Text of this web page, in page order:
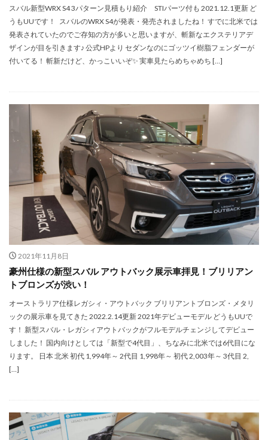
スバル新型WRX S4 3パターン見積もり紹介 STIパーツ付も 2021.12.1更新 ど
うもUUです！ スバルのWRX S4が発表・発売されましたね！ すでに北米では
発表されていたのでご存知の方が多いと思いますが、斬新なエクステリアデ
ザインが目を引きます♪ 公式HPより セダンなのにゴッツイ樹脂フェンダーが
付いてる！ 斬新だけど、かっこいいぞ✨ 実車見たらめちゃめち […]
2021年11月8日
豪州仕様の新型スバル アウトバック展示車拝見！ブリリアン
トブロンズが渋い！
オーストラリア仕様レガシィ・アウトバック ブリリアントブロンズ・メタリ
ックの展示車を見てきた 2022.2.14更新 2021年デビューモデル どうもUUで
す！ 新型スバル・レガシィアウトバックがフルモデルチェンジしてデビュー
しました！ 国内向けとしては「新型で4代目」、ちなみに北米では6代目にな
ります。 日本 北米 初代 1,994年～ 2代目 1,998年～ 初代 2,003年～ 3代目 2,
[…]